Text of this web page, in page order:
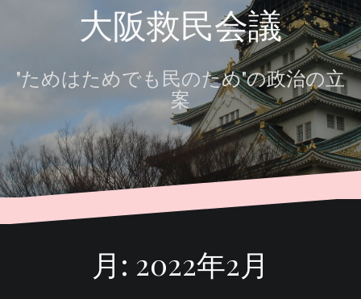
大阪救民会議
"ためはためでも民のため"の政治の立
案
月: 2022年2月